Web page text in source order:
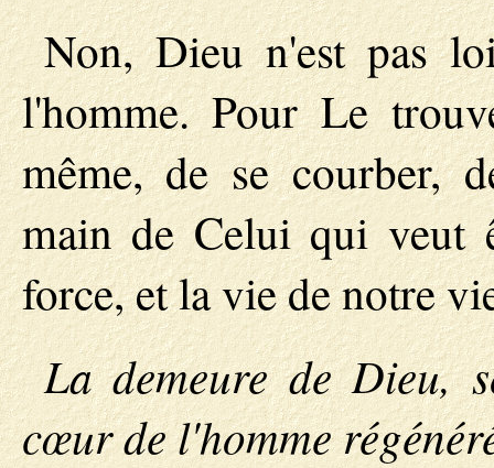
Non, Dieu n'est pas
l'homme. Pour Le
même, de se courber,
main de Celui qui veut
force, et la vie de notre
La demeure de Dieu,
cœur de l'homme